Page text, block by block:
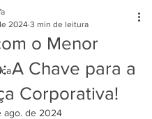
o Menor
A Chave para a
Corporativa!
2024 3 min de leitura
ago. de 2024